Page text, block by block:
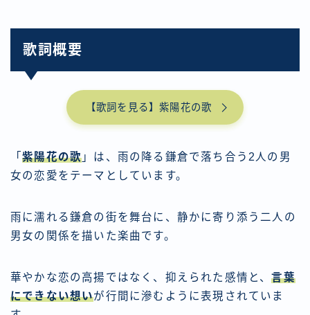
歌詞概要
【歌詞を見る】紫陽花の歌
「紫陽花の歌 」は、雨の降る鎌倉で落ち合う2人の男
女の恋愛をテーマとしています。
雨に濡れる鎌倉の街を舞台に、静かに寄り添う二人の
男女の関係を描いた楽曲です。
華やかな恋の高揚ではなく、抑えられた感情と、言葉
にできない想いが行間に滲むように表現されていま